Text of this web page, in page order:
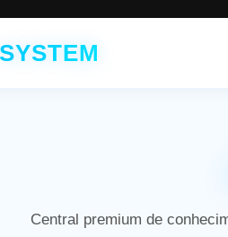
Central premium de